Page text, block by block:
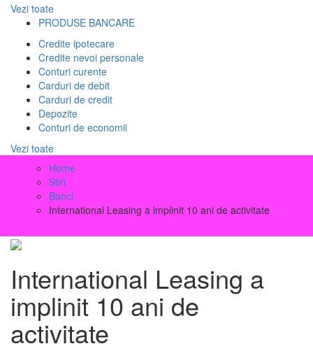
Vezi toate
PRODUSE BANCARE
Credite ipotecare
Credite nevoi personale
Conturi curente
Carduri de debit
Carduri de credit
Depozite
Conturi de economii
Vezi toate
Home
Stiri
Banci
International Leasing a implinit 10 ani de activitate
International Leasing a
implinit 10 ani de
activitate